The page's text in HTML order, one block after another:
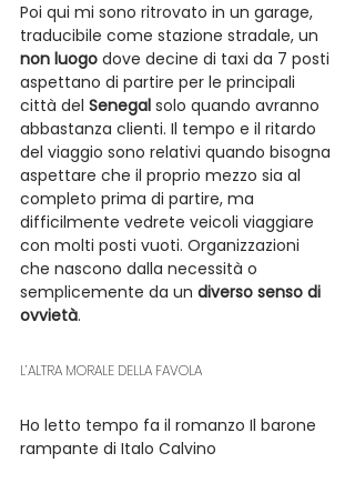
Poi qui mi sono ritrovato in un garage,
traducibile come stazione stradale, un
non luogo dove decine di taxi da 7 posti
aspettano di partire per le principali
città del Senegal solo quando avranno
abbastanza clienti. Il tempo e il ritardo
del viaggio sono relativi quando bisogna
aspettare che il proprio mezzo sia al
completo prima di partire, ma
difficilmente vedrete veicoli viaggiare
con molti posti vuoti. Organizzazioni
che nascono dalla necessità o
semplicemente da un diverso senso di
ovvietà.
L’ALTRA MORALE DELLA FAVOLA
Ho letto tempo fa il romanzo Il barone
rampante di Italo Calvino